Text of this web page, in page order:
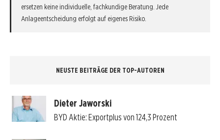
ersetzen keine individuelle, fachkundige Beratung. Jede
Anlageentscheidung erfolgt auf eigenes Risiko.
NEUSTE BEITRÄGE DER TOP-AUTOREN
Dieter Jaworski
BYD Aktie: Exportplus von 124,3 Prozent